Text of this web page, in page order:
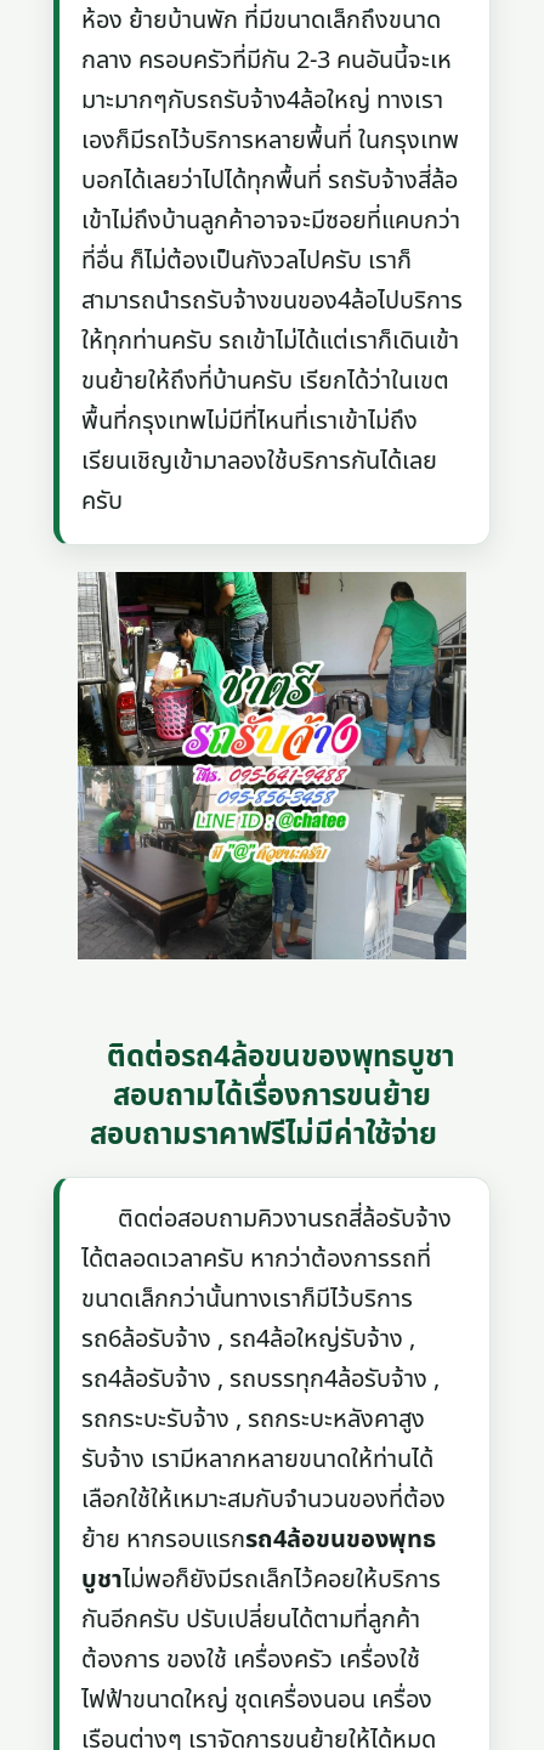
ห้อง ย้ายบ้านพัก ที่มีขนาดเล็กถึงขนาด
กลาง ครอบครัวที่มีกัน 2-3 คนอันนี้จะเห
มาะมากๆกับรถรับจ้าง4ล้อใหญ่ ทางเรา
เองก็มีรถไว้บริการหลายพื้นที่ ในกรุงเทพ
บอกได้เลยว่าไปได้ทุกพื้นที่ รถรับจ้างสี่ล้อ
เข้าไม่ถึงบ้านลูกค้าอาจจะมีซอยที่แคบกว่า
ที่อื่น ก็ไม่ต้องเป็นกังวลไปครับ เราก็
สามารถนำรถรับจ้างขนของ4ล้อไปบริการ
ให้ทุกท่านครับ รถเข้าไม่ได้แต่เราก็เดินเข้า
ขนย้ายให้ถึงที่บ้านครับ เรียกได้ว่าในเขต
พื้นที่กรุงเทพไม่มีที่ไหนที่เราเข้าไม่ถึง
เรียนเชิญเข้ามาลองใช้บริการกันได้เลย
ครับ
ติดต่อรถ4ล้อขนของพุทธบูชา
สอบถามได้เรื่องการขนย้าย
สอบถามราคาฟรีไม่มีค่าใช้จ่าย
ติดต่อสอบถามคิวงานรถสี่ล้อรับจ้าง
ได้ตลอดเวลาครับ หากว่าต้องการรถที่
ขนาดเล็กกว่านั้นทางเราก็มีไว้บริการ
รถ6ล้อรับจ้าง , รถ4ล้อใหญ่รับจ้าง ,
รถ4ล้อรับจ้าง , รถบรรทุก4ล้อรับจ้าง ,
รถกระบะรับจ้าง , รถกระบะหลังคาสูง
รับจ้าง เรามีหลากหลายขนาดให้ท่านได้
เลือกใช้ให้เหมาะสมกับจำนวนของที่ต้อง
ย้าย หากรอบแรกรถ4ล้อขนของพุทธ
บูชาไม่พอก็ยังมีรถเล็กไว้คอยให้บริการ
กันอีกครับ ปรับเปลี่ยนได้ตามที่ลูกค้า
ต้องการ ของใช้ เครื่องครัว เครื่องใช้
ไฟฟ้าขนาดใหญ่ ชุดเครื่องนอน เครื่อง
เรือนต่างๆ เราจัดการขนย้ายให้ได้หมด